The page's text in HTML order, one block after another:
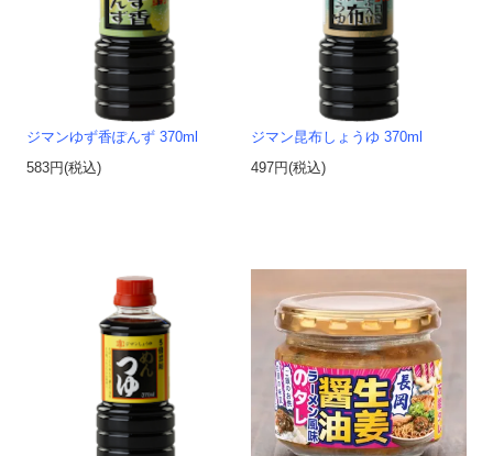
ジマンゆず香ぽんず 370ml
583円(税込)
ジマン昆布しょうゆ 370ml
497円(税込)